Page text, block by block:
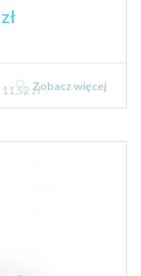
zł
11,52 złZobacz więcej